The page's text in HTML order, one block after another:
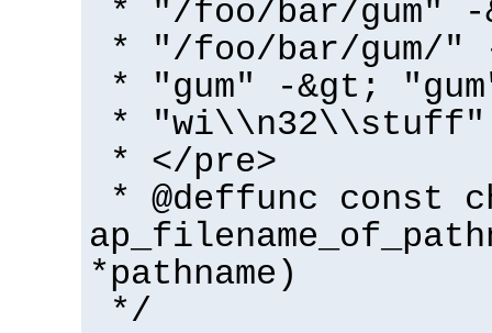
* "/foo/bar/gum" -
* "/foo/bar/gum/"
* "gum" -&gt;
*
* </pre>
* @deffunc const
*pathname)
*/